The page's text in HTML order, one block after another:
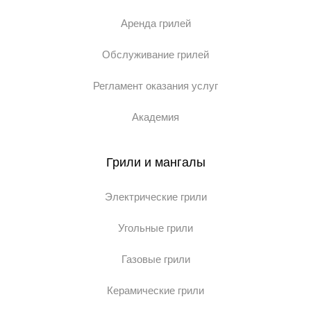
Аренда грилей
Обслуживание грилей
Регламент оказания услуг
Академия
Грили и мангалы
Электрические грили
Угольные грили
Газовые грили
Керамические грили